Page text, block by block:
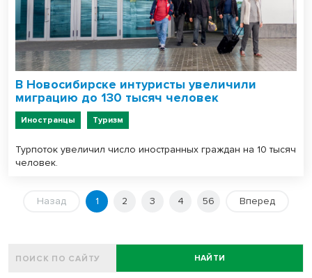
В Новосибирске интуристы увеличили
миграцию до 130 тысяч человек
Иностранцы Туризм
Турпоток увеличил число иностранных граждан на 10 тысяч
человек.
Назад 1 2 3 4 56 Вперед
НАЙТИ